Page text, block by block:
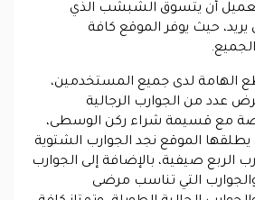
أن يتسوق الشبشب الذي
حيث يوفر الموقع كافة
الهامة لدى جميع المستخدمين،
عدد من الجوارب الرجالية
مع قسيمة شراء ركن الوسطى،
يطلقها الموقع نجد الجوارب الشتوية
الربع صيفية، بالإضافة إلى الجوارب
والجوارب التي تناسب مرضى